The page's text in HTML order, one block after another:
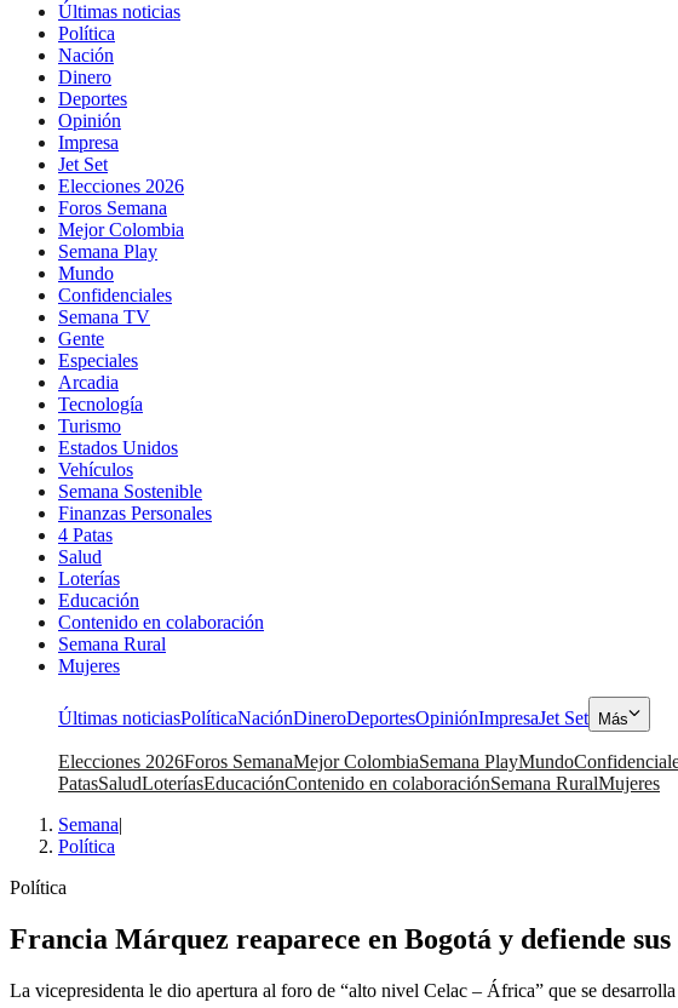
Últimas noticias
Política
Nación
Dinero
Deportes
Opinión
Impresa
Jet Set
Elecciones 2026
Foros Semana
Mejor Colombia
Semana Play
Mundo
Confidenciales
Semana TV
Gente
Especiales
Arcadia
Tecnología
Turismo
Estados Unidos
Vehículos
Semana Sostenible
Finanzas Personales
4 Patas
Salud
Loterías
Educación
Contenido en colaboración
Semana Rural
Mujeres
Últimas noticiasPolíticaNaciónDineroDeportesOpiniónImpresaJet Set Más
Elecciones 2026Foros SemanaMejor ColombiaSemana PlayMundo
PatasSaludLoteríasEducaciónContenido en colaboraciónSemana RuralMujeres
Semana|
Política
Política
Francia Márquez reaparece en Bogotá y defiende
La vicepresidenta le dio apertura al foro de “alto nivel Celac – África” que se